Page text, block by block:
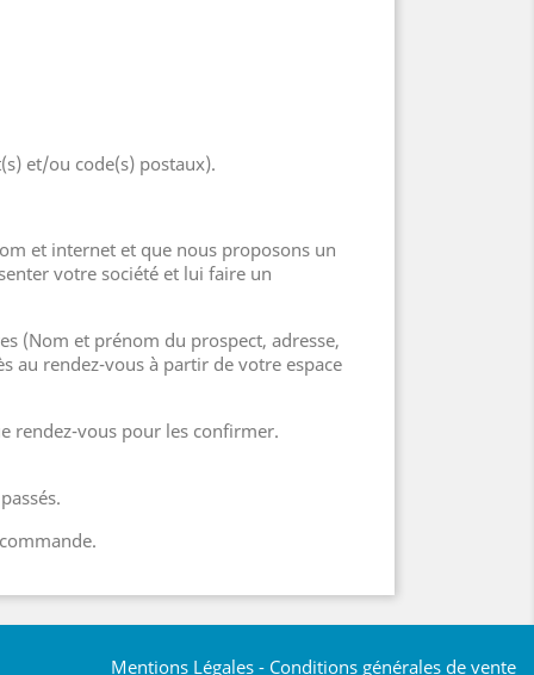
et/ou code(s) postaux).
et internet et que nous proposons un
votre société et lui faire un
(Nom et prénom du prospect, adresse,
au rendez-vous à partir de votre espace
rendez-vous pour les confirmer.
Mentions Légales - Conditions générales de vente